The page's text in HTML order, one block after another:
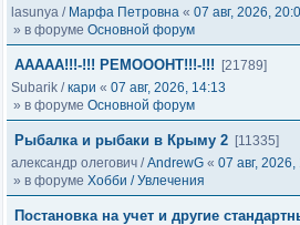
lasunya / Марфа Петровна « 07 авг, 2026,
» в форуме Основной форум
ААААА!!!-!!! РЕМОООНТ!!!-!!!
[21789]
Subarik /кари « 07 авг, 2026, 14:13
» в форуме Основной форум
Рыбалка и рыбаки в Крыму 2 [11335]
александр олегович /AndrewG « 07 авг,
» в форуме Хобби / Увлечения
Постановка на учет и другие